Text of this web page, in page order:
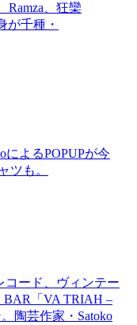
Ramza、狂欒
が千種・
によるPOPUPが今
ツも。
コード、ヴィンテー
BAR「VA TRIAH –
陶芸作家・Satoko